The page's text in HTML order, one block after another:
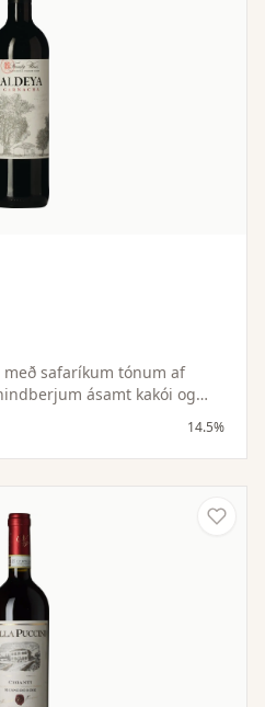
safaríkum tónum af
ásamt kakói og
og bragðmikið.
14.5%